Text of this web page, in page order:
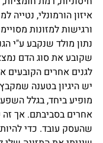
איזון הורמונלי, נטייה
ורגישות למזונות
נתון מולד שנקבע ע"י
שקובע את סוג הדם
לגנים אחרים הקובעים
יש היגיון בטענה
מופיע ביחד, בגלל
אחרים בסביבתם. אך
שהעסק עובד. כדי